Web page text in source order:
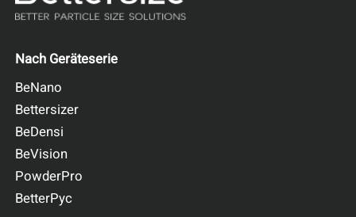
Nach Geräteserie
BeNano
Bettersizer
BeDensi
BeVision
PowderPro
BetterPyc